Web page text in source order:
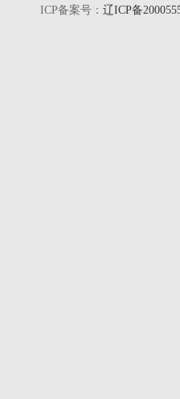
ICP备案号： 辽ICP备